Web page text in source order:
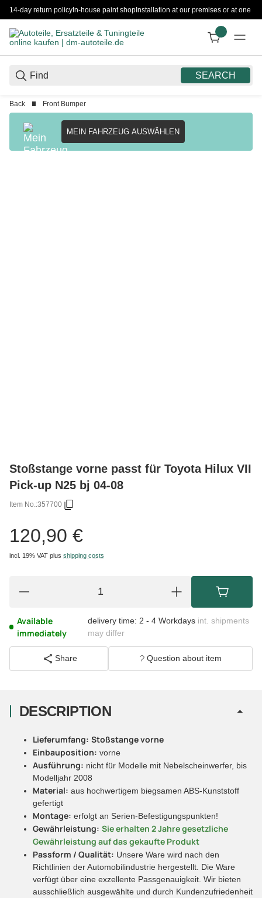
14-day return policyIn-house paint shopInstallation at our premises or at one
SEARCH
Back Front Bumper
MEIN FAHRZEUG AUSWÄHLEN
Stoßstange vorne passt für Toyota Hilux VII
Pick-up N25 bj 04-08
Item No.:357700
120,90 €
incl. 19% VAT plus shipping costs
Available
immediately
delivery time: 2 - 4 Workdays int. shipments
may differ
Share Question about item
DESCRIPTION
Lieferumfang: Stoßstange vorne
Einbauposition: vorne
Ausführung: nicht für Modelle mit Nebelscheinwerfer, bis
Modelljahr 2008
Material: aus hochwertigem biegsamen ABS-Kunststoff
gefertigt
Montage: erfolgt an Serien-Befestigungspunkten!
Gewährleistung: Sie erhalten 2 Jahre gesetzliche
Gewährleistung auf das gekaufte Produkt
Passform / Qualität: Unsere Ware wird nach den
Richtlinien der Automobilindustrie hergestellt. Die Ware
verfügt über eine exzellente Passgenauigkeit. Wir bieten
ausschließlich ausgewählte und durch Kundenzufriedenheit